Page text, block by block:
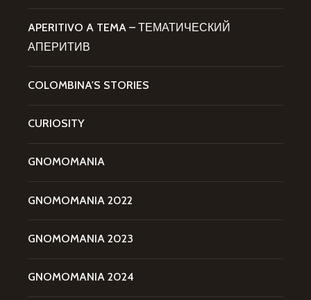
APERITIVO A TEMA – ТЕМАТИЧЕСКИЙ
АПЕРИТИВ
COLOMBINA'S STORIES
CURIOSITY
GNOMOMANIA
GNOMOMANIA 2022
GNOMOMANIA 2023
GNOMOMANIA 2024